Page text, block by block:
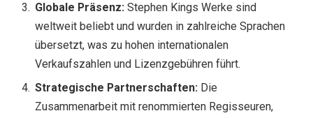
Globale Präsenz: Stephen Kings Werke sind
weltweit beliebt und wurden in zahlreiche Sprachen
übersetzt, was zu hohen internationalen
Verkaufszahlen und Lizenzgebühren führt.
Strategische Partnerschaften: Die
Zusammenarbeit mit renommierten Regisseuren,